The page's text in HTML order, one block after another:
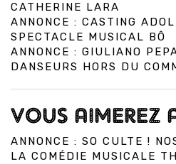
CATHERINE LARA
ANNONCE : CASTING
SPECTACLE MUSICAL BÔ
ANNONCE : GIULIANO
DANSEURS HORS DU
VOUS AIMEREZ
ANNONCE : SO CULTE !
LA COMÉDIE MUSICALE